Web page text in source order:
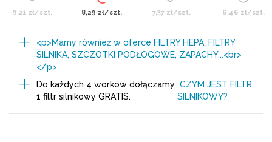
9,21 zł/szt. 8,29 zł/szt. 7,37 zł/szt. 6,46 zł/szt.
<p>Mamy również w oferce FILTRY HEPA, FILTRY
SILNIKA, SZCZOTKI PODŁOGOWE, ZAPACHY...<br>
</p>
Do każdych 4 worków dołączamy
1 filtr silnikowy GRATIS.
CZYM JEST FILTR
SILNIKOWY?